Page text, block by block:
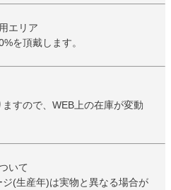
エリア
を頂戴します。
すので、WEB上の在庫が変動
いて
(生産年)は実物と異なる場合が